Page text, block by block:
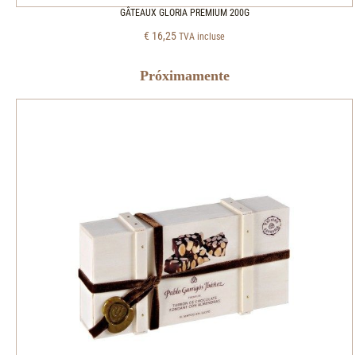
GÂTEAUX GLORIA PREMIUM 200G
€ 16,25 TVA incluse
Próximamente